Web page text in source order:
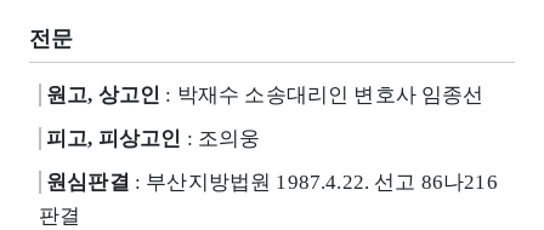
전문
원고, 상고인 : 박재수 소송대리인 변호사 임종선
피고, 피상고인 : 조의웅
원심판결 : 부산지방법원 1987.4.22. 선고 86나216
판결